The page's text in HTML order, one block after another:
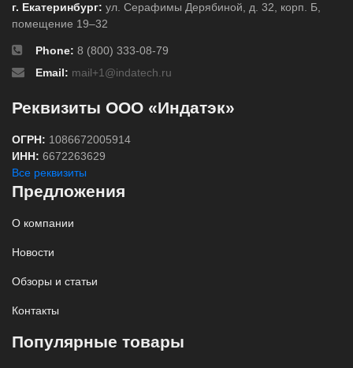
г. Екатеринбург: ул. Серафимы Дерябиной, д. 32, корп. Б,
помещение 19–32
Phone: 8 (800) 333-08-79
Email: mail+1@indatech.ru
Реквизиты ООО «Индатэк»
ОГРН: 1086672005914
ИНН: 6672263629
Все реквизиты
Предложения
О компании
Новости
Обзоры и статьи
Контакты
Популярные товары